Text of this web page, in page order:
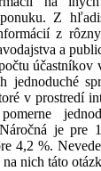
Z
z
a
účastníkov
jednoduché
v prostredí
je pre
4,2 %.
nich táto